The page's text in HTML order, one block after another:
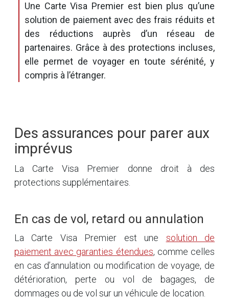
Une Carte Visa Premier est bien plus qu’une
solution de paiement avec des frais réduits et
des réductions auprès d’un réseau de
partenaires. Grâce à des protections incluses,
elle permet de voyager en toute sérénité, y
compris à l’étranger.
Des assurances pour parer aux
imprévus
La Carte Visa Premier donne droit à des
protections supplémentaires.
En cas de vol, retard ou annulation
La Carte Visa Premier est une solution de
paiement avec garanties étendues, comme celles
en cas d’annulation ou modification de voyage, de
détérioration, perte ou vol de bagages, de
dommages ou de vol sur un véhicule de location.